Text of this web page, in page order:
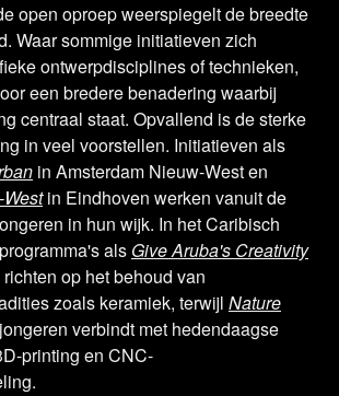
open oproep weerspiegelt de breedte
Waar sommige initiatieven zich
ontwerpdisciplines of technieken,
een bredere benadering waarbij
centraal staat. Opvallend is de sterke
in veel voorstellen. Initiatieven als
in Amsterdam Nieuw-West en
in Eindhoven werken vanuit de
in hun wijk. In het Caribisch
als Give Aruba's Creativity
op het behoud van
zoals keramiek, terwijl Nature
verbindt met hedendaagse
printing en CNC-